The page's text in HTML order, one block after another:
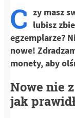
C zy masz
lubisz
egzemplarze?
nowe!
monety, aby
Nowe nie
jak